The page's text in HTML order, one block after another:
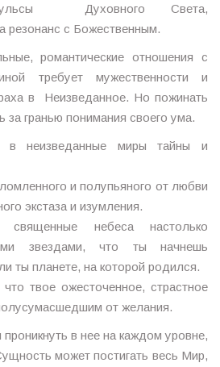
Духовного Света,
резонанс с Божественным.
романтические отношения с
требует мужественности и
в Неизведанное. Но пожинать
гранью понимания своего ума.
в неизведанные миры тайны и
и полупьяного от любви
экстаза и изумления.
небеса настолько
звездами, что ты начнешь
ты планете, на которой родился.
твое ожесточенное, страстное
от желания.
в нее на каждом уровне,
может постигать весь Мир,